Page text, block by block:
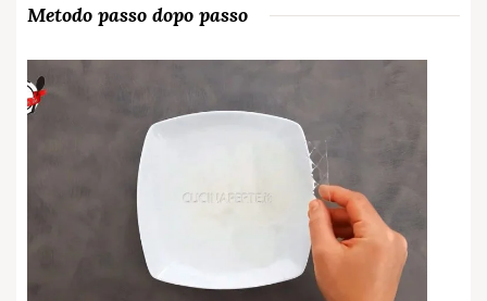
Metodo passo dopo passo